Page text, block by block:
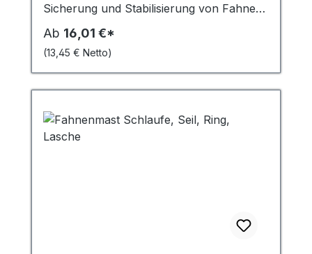
Sicherung und Stabilisierung von Fahnen
und Bannern. Sie fungieren als
Kletterstoppgewicht, das heisst, sie
verhindern, dass die Fahne oder das
Banner sich um den Fahnenmast wickelt.
In stürmischen Windverhältnissen spielen
sie eine entscheidende Rolle, indem sie das
Flattern der Fahne minimieren und
verhindern, dass diese zerrissen wird oder
geeignet sind. Beide kommen in einer
Ab 16,01 €*
(13,45 € Netto)